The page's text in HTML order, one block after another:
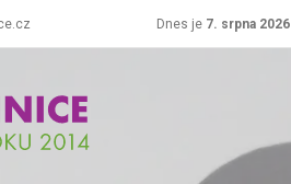
Dnes je 7. srpna 2026